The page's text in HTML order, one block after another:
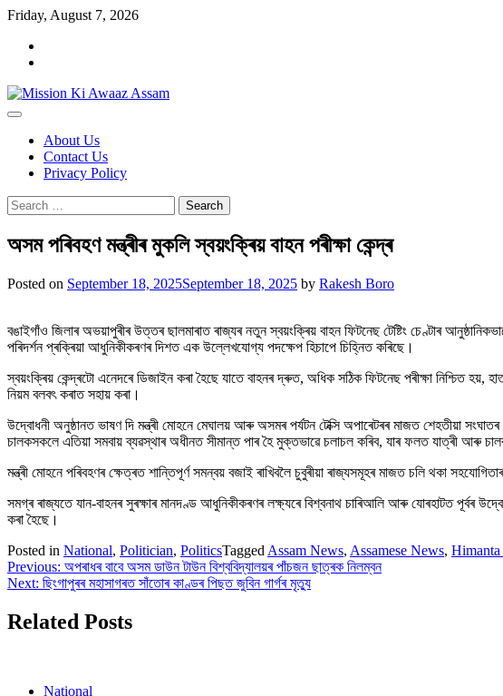
Skip
content
Friday, August 7, 2026
About Us
Contact Us
Privacy Policy
Search
for:
অসম পৰিবহণ মন্ত্ৰীৰ মুকলি স্বয়ংক্ৰিয় বাহন পৰীক্ষা কেন্দ্ৰ
Posted on September 18, 2025September 18, 2025 by Rakesh Boro
বঙাইগাঁও জিলাৰ অভয়াপুৰীৰ উত্তৰ ছালমাৰাত ৰাজ্যৰ নতুন স্বয়ংক্ৰিয় বাহন ফিটনেছ টেষ্টিং চেণ্টাৰ
পৰিদৰ্শন প্ৰক্ৰিয়া আধুনিকীকৰণৰ দিশত এক উল্লেখযোগ্য পদক্ষেপ হিচাপে চিহ্নিত কৰিছে।
স্বয়ংক্ৰিয় কেন্দ্ৰটো এনেদৰে ডিজাইন কৰা হৈছে যাতে বাহনৰ দ্ৰুত, অধিক সঠিক ফিটনেছ পৰীক্ষা নিশ্চিত
নিয়ম বলবৎ কৰাত সহায় কৰা।
উদ্বোধনী অনুষ্ঠানত ভাষণ দি মন্ত্ৰী মোহনে মেঘালয় আৰু অসমৰ পৰ্যটন টেক্সি অপাৰেটৰৰ মাজত শেহতীয়া
চালকসকলে এতিয়া সমবায় ব্যৱস্থাৰ অধীনত সীমান্ত পাৰ হৈ মুক্তভাৱে চলাচল কৰিব, যাৰ ফলত যাত্ৰী আৰু
মন্ত্ৰী মোহনে পৰিবহণৰ ক্ষেত্ৰত শান্তিপূৰ্ণ সমন্বয় বজাই ৰাখিবলৈ চুবুৰীয়া ৰাজ্যসমূহৰ মাজত চলি থকা
সমগ্ৰ ৰাজ্যতে যান-বাহনৰ সুৰক্ষাৰ মানদণ্ড আধুনিকীকৰণৰ লক্ষ্যৰে বিশ্বনাথ চাৰিআলি আৰু যোৰহাটত পূৰ্বৰ
কৰা হৈছে।
Posted in National, Politician, PoliticsTagged Assam News, Assamese News, Himanta
Post
navigation
Previous: অপৰাধৰ বাবে অসম ডাউন টাউন বিশ্ববিদ্যালয়ৰ পাঁচজন ছাত্ৰক নিলম্বন
Next: ছিংগাপুৰৰ মহাসাগৰত সাঁতোৰ কাণ্ডৰ পিছত জুবিন গাৰ্গৰ মৃত্যু
Related Posts
National